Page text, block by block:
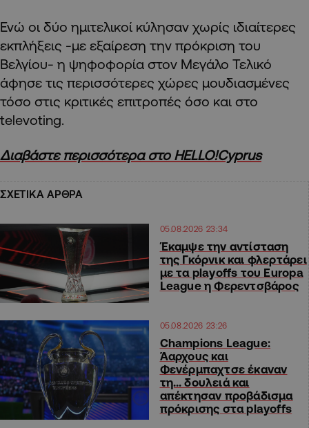
Ενώ οι δύο ημιτελικοί κύλησαν χωρίς ιδιαίτερες
εκπλήξεις -με εξαίρεση την πρόκριση του
Βελγίου- η ψηφοφορία στον Μεγάλο Τελικό
άφησε τις περισσότερες χώρες μουδιασμένες
τόσο στις κριτικές επιτροπές όσο και στο
televoting.
Διαβάστε περισσότερα στο HELLO!Cyprus
ΣΧΕΤΙΚΑ ΑΡΘΡΑ
05.08.2026 23:34
Έκαμψε την αντίσταση
της Γκόρνικ και φλερτάρει
με τα playoffs του Europa
League η Φερεντσβάρος
05.08.2026 23:26
Champions League:
Άαρχους και
Φενέρμπαχτσε έκαναν
τη… δουλειά και
απέκτησαν προβάδισμα
πρόκρισης στα playoffs